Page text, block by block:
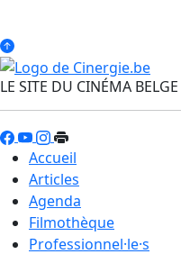
LE SITE DU CINÉMA BELGE
Accueil
Articles
Agenda
Filmothèque
Professionnel·le·s